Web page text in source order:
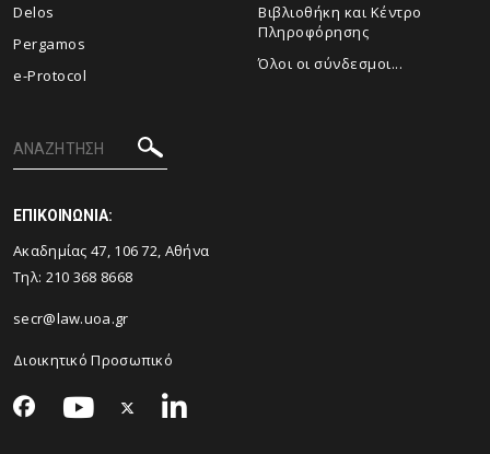
Delos
Pergamos
e-Protocol
Βιβλιοθήκη και Κέντρο
Πληροφόρησης
Όλοι οι σύνδεσμοι...
ΕΠΙΚΟΙΝΩΝΙΑ:
Ακαδημίας 47, 106 72, Αθήνα
Τηλ: 210 368 8668
secr@law.uoa.gr
Διοικητικό Προσωπικό